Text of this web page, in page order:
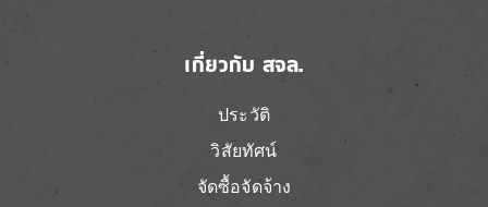
เกี่ยวกับ สจล.
ประวัติ
วิสัยทัศน์
จัดซื้อจัดจ้าง